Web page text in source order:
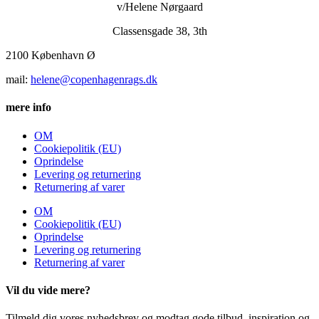
v/Helene Nørgaard
Classensgade 38, 3th
2100 København Ø
mail: helene@copenhagenrags.dk
mere info
OM
Cookiepolitik (EU)
Oprindelse
Levering og returnering
Returnering af varer
OM
Cookiepolitik (EU)
Oprindelse
Levering og returnering
Returnering af varer
Vil du vide mere?